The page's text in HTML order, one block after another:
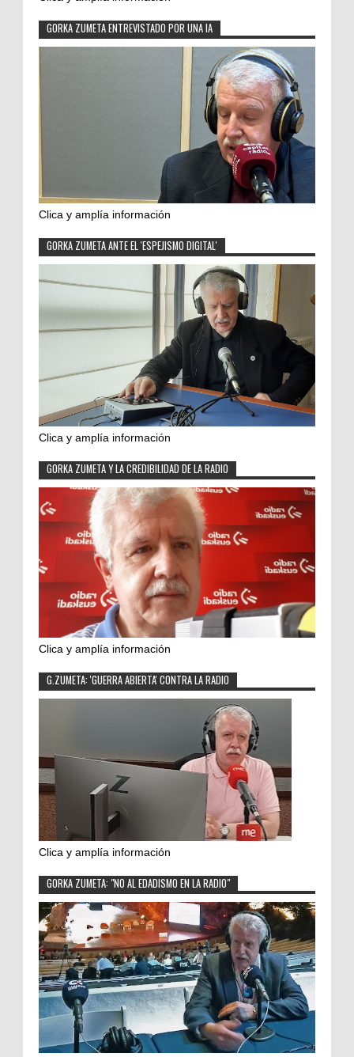
GORKA ZUMETA ENTREVISTADO POR UNA IA
Clica y amplía información
GORKA ZUMETA ANTE EL 'ESPEJISMO DIGITAL'
Clica y amplía información
GORKA ZUMETA Y LA CREDIBILIDAD DE LA RADIO
Clica y amplía información
G.ZUMETA: 'GUERRA ABIERTA' CONTRA LA RADIO
Clica y amplía información
GORKA ZUMETA: "NO AL EDADISMO EN LA RADIO"